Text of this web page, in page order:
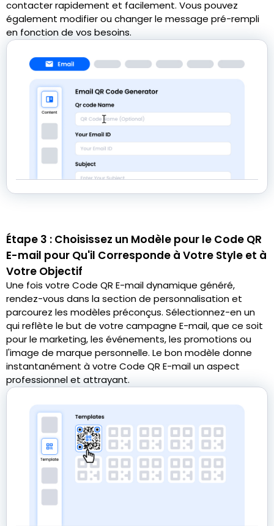
contacter rapidement et facilement. Vous pouvez
également modifier ou changer le message pré-rempli
en fonction de vos besoins.
Étape 3 : Choisissez un Modèle pour le Code QR
E-mail pour Qu'il Corresponde à Votre Style et à
Votre Objectif
Une fois votre Code QR E-mail dynamique généré,
rendez-vous dans la section de personnalisation et
parcourez les modèles préconçus. Sélectionnez-en un
qui reflète le but de votre campagne E-mail, que ce soit
pour le marketing, les événements, les promotions ou
l'image de marque personnelle. Le bon modèle donne
instantanément à votre Code QR E-mail un aspect
professionnel et attrayant.